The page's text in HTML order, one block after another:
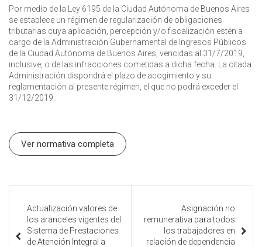
Por medio de la Ley 6195 de la Ciudad Autónoma de Buenos Aires
se establece un régimen de regularización de obligaciones
tributarias cuya aplicación, percepción y/o fiscalización estén a
cargo de la Administración Gubernamental de Ingresos Públicos
de la Ciudad Autónoma de Buenos Aires, vencidas al 31/7/2019,
inclusive, o de las infracciones cometidas a dicha fecha. La citada
Administración dispondrá el plazo de acogimiento y su
reglamentación al presente régimen, el que no podrá exceder el
31/12/2019.
Ver normativa completa
Actualización valores de
los aranceles vigentes del
Sistema de Prestaciones
de Atención Integral a
Asignación no
remunerativa para todos
los trabajadores en
relación de dependencia